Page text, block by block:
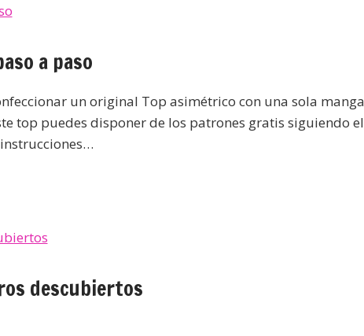
a paso
un original Top asimétrico con una sola manga
top puedes disponer de los patrones gratis siguiendo el
descubiertos